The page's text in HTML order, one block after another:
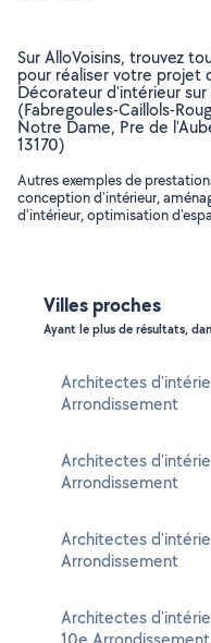
Sur AlloVoisins, trouvez
pour réaliser votre projet
Décorateur d'intérieur
(Fabregoules-Caillols-
Notre Dame, Pre de
13170)
Autres exemples de
conception d'intérieur,
d'intérieur, optimisation
Villes proches
Ayant le plus de résultats,
Architectes
Arrondissement
Architectes
Arrondissement
Architectes
Arrondissement
Architectes